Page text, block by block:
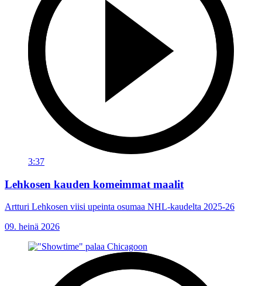
3:37
Lehkosen kauden komeimmat maalit
Artturi Lehkosen viisi upeinta osumaa NHL-kaudelta 2025-26
09. heinä 2026